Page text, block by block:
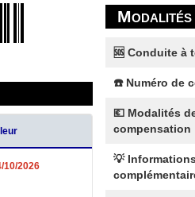
10/2026
🆘 Conduite à
☎️ Numéro de
💶 Modalités
compensation
💡 Informations